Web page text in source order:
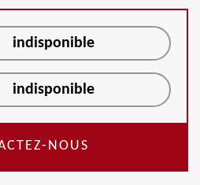
indisponible
indisponible
NOUS